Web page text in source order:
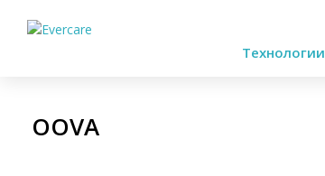
Технологии
OOVA